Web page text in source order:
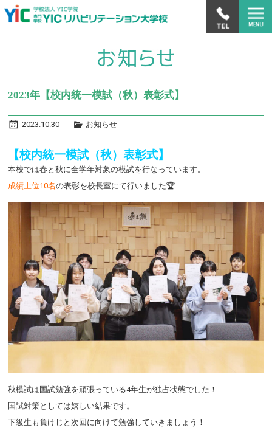
2023年【校内統一模試（秋）表彰式】
2023.10.30 お知らせ
【校内統一模試（秋）表彰式】
本校では春と秋に全学年対象の模試を行なっています。
成績上位10名の表彰を校長室にて行いました🏆
秋模試は国試勉強を頑張っている4年生が独占状態でした！
国試対策としては嬉しい結果です。
下級生も負けじと次回に向けて勉強していきましょう！